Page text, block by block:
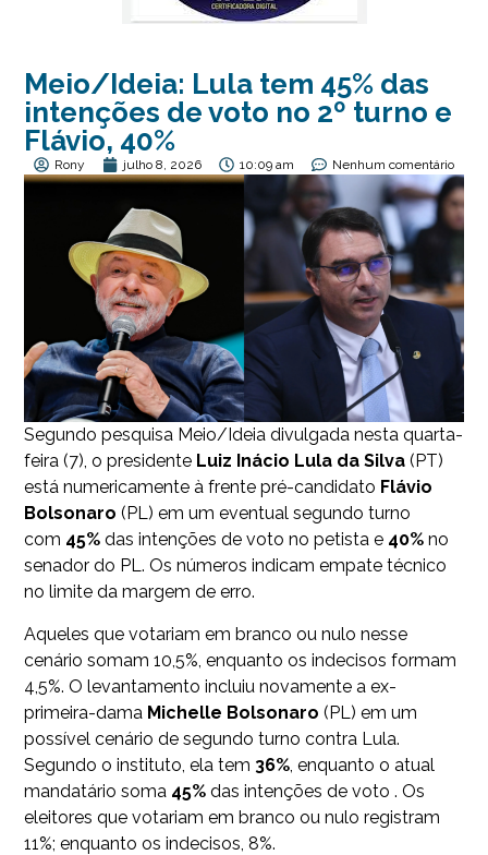
Meio/Ideia: Lula tem 45% das
intenções de voto no 2º turno e
Flávio, 40%
Rony julho 8, 2026 10:09 am Nenhum comentário
Segundo pesquisa Meio/Ideia divulgada nesta quarta-
feira (7), o presidente Luiz Inácio Lula da Silva (PT)
está numericamente à frente pré-candidato Flávio
Bolsonaro (PL) em um eventual segundo turno
com 45% das intenções de voto no petista e 40% no
senador do PL. Os números indicam empate técnico
no limite da margem de erro.
Aqueles que votariam em branco ou nulo nesse
cenário somam 10,5%, enquanto os indecisos formam
4,5%. O levantamento incluiu novamente a ex-
primeira-dama Michelle Bolsonaro (PL) em um
possível cenário de segundo turno contra Lula.
Segundo o instituto, ela tem 36% , enquanto o atual
mandatário soma 45% das intenções de voto . Os
eleitores que votariam em branco ou nulo registram
11%; enquanto os indecisos, 8%.